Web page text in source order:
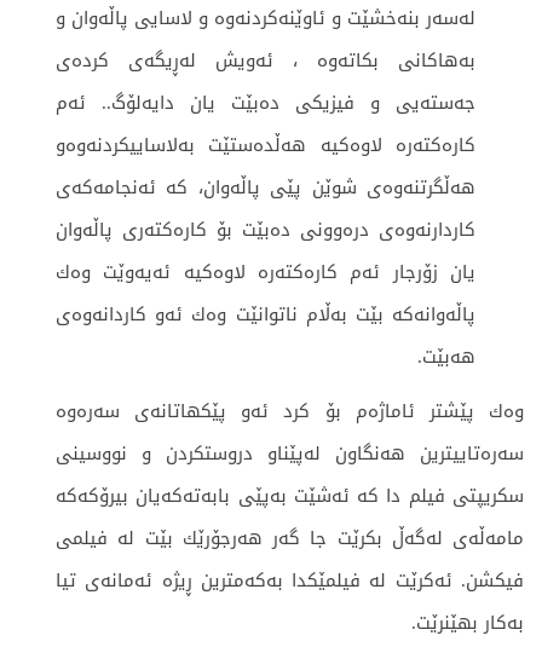
له‌سه‌ر بنه‌خشێت و ئاوێنەکردنەوە و لاسایی پاڵەوان و
بەهاکانی بکاتەوە ، ئه‌ویش له‌ڕیگه‌ی كرده‌ی
جه‌سته‌یی و فیزیكی ده‌بێت یان دایه‌لۆگ.. ئه‌م
كاره‌كته‌ره‌ لاوه‌كیه‌ هه‌ڵده‌ستێت به‌لاساییكردنه‌وه‌و
هه‌ڵگرتنه‌وه‌ی شوێن پێی پاڵه‌وان، كه‌ ئه‌نجامه‌كه‌ی
كاردارنه‌وه‌ی دره‌وونی ده‌بێت بۆ كاره‌كته‌ری پاڵه‌وان
یان زۆرجار ئه‌م كاره‌كته‌ره‌ لاوه‌كیه‌ ئه‌یه‌وێت وه‌ك
پاڵه‌وانه‌كه‌ بێت به‌ڵام ناتوانێت وه‌ك ئه‌و كاردانه‌وه‌ی
هه‌بێت.
وه‌ك پێشتر ئاماژه‌م بۆ كرد ئەو پێكهاتانە‌ی سه‌ره‌وه‌
سه‌ره‌تاییترین هه‌نگاون له‌پێناو دروستكردن و نووسینی
سكریپتی فیلم دا كه‌ ئه‌شێت به‌پێی بابه‌ته‌كه‌یان بیرۆكه‌كه‌
مامه‌ڵه‌ی له‌گه‌ڵ بكرێت جا گه‌ر هه‌رجۆرێك بێت له‌ فیلمی
فیكشن. ئەکرێت لە فیلمێکدا بەکەمترین ڕیژە ئەمانەی تیا
بەکار بهێنرێت.